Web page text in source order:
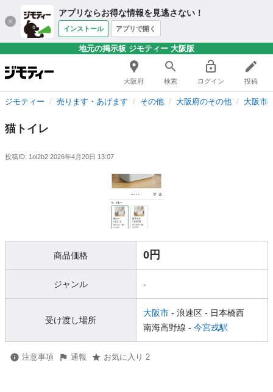
アプリならお得な情報を見逃さない！
インストール アプリで開く
地元の掲示板 ジモティー 大阪版
大阪府 検索 ログイン 投稿
ジモティー 売ります・あげます その他 大阪府のその他 大阪市
猫トイレ
投稿ID: 1ol2b2 2026年4月20日 13:07
商品価格 0円
ジャンル -
受け渡し場所
大阪市 - 浪速区 - 日本橋西
南海高野線 - 今宮戎駅
注意事項 通報 お気に入り 2